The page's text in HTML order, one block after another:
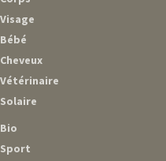
Visage
Bébé
Cheveux
Vétérinaire
Solaire
Bio
Sport